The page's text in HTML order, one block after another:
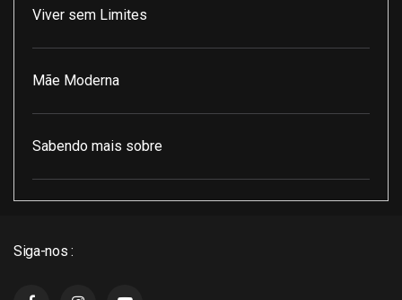
Viver sem Limites
Mãe Moderna
Sabendo mais sobre
Siga-nos :